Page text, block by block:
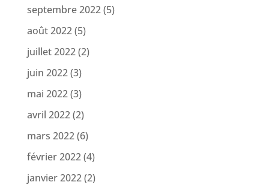
septembre 2022(5)
août 2022(5)
juillet 2022(2)
juin 2022(3)
mai 2022(3)
avril 2022(2)
mars 2022(6)
février 2022(4)
janvier 2022(2)